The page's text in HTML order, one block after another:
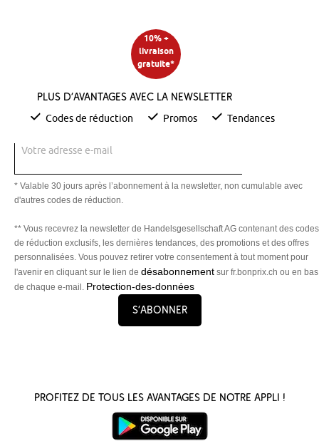
10% +
livraison
gratuite*
Plus d’avantages avec la newsletter
Codes de réduction Promos Tendances
Votre adresse e-mail
* Valable 30 jours après l’abonnement à la newsletter, non cumulable avec
d'autres codes de réduction.
** Vous recevrez la newsletter de Handelsgesellschaft AG contenant des codes
de réduction exclusifs, les dernières tendances, des promotions et des offres
personnalisées. Vous pouvez retirer votre consentement à tout moment pour
l'avenir en cliquant sur le lien de désabonnement sur fr.bonprix.ch ou en bas
de chaque e-mail. Protection-des-données
S’abonner
Profitez de tous les avantages de notre appli !